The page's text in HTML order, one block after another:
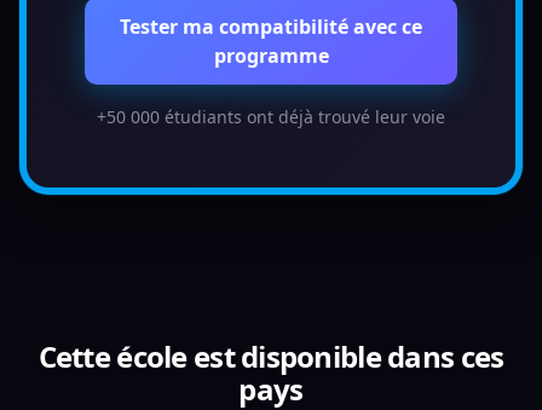
Tester ma compatibilité avec ce
programme
+50 000 étudiants ont déjà trouvé leur voie
Cette école est disponible dans ces
pays